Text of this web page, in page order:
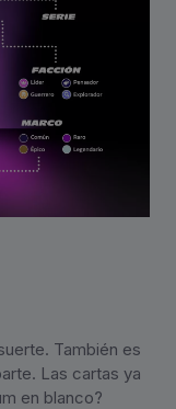
También es
Las cartas ya
en blanco?